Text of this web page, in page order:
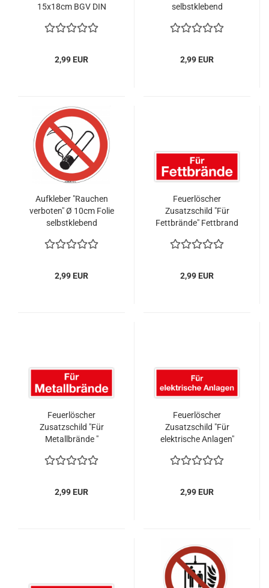
15x18cm BGV DIN
2,99 EUR
selbstklebend
2,99 EUR
Aufkleber "Rauchen
verboten" Ø 10cm Folie
selbstklebend
2,99 EUR
Feuerlöscher
Zusatzschild "Für
Fettbrände" Fettbrand
2,99 EUR
Feuerlöscher
Zusatzschild "Für
Metallbrände "
2,99 EUR
Feuerlöscher
Zusatzschild "Für
elektrische Anlagen"
2,99 EUR